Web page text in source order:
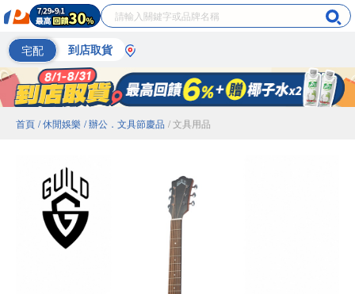
宅配 到店取貨
首頁 / 休閒娛樂 / 辦公．文具節慶品 / 文具用品